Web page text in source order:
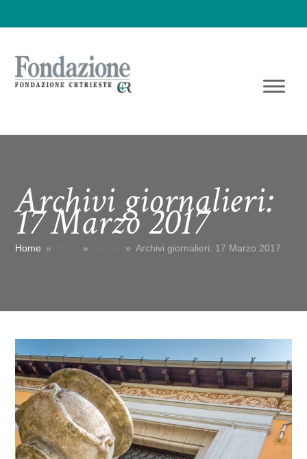
Archivi giornalieri:
17 Marzo 2017
Home » » » Archivi giornalieri: 17 Marzo 2017